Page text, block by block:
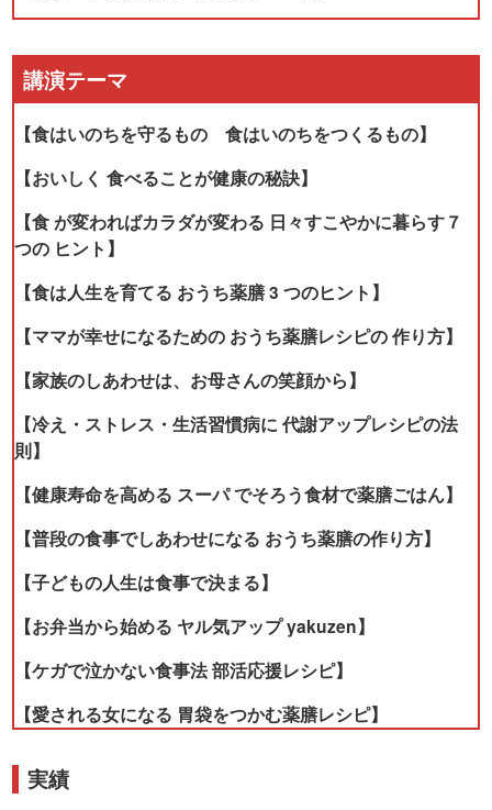
講演テーマ
【食はいのちを守るもの 食はいのちをつくるもの】
【おいしく 食べることが健康の秘訣】
【食 が変わればカラダが変わる 日々すこやかに暮らす７
つの ヒント】
【食は人生を育てる おうち薬膳 3 つのヒント】
【ママが幸せになるための おうち薬膳レシピの 作り方】
【家族のしあわせは、お母さんの笑顔から】
【冷え・ストレス・生活習慣病に 代謝アップレシピの法
則】
【健康寿命を高める スーパ でそろう食材で薬膳ごはん】
【普段の食事でしあわせになる おうち薬膳の作り方】
【子どもの人生は食事で決まる】
【お弁当から始める ヤル気アップ yakuzen】
【ケガで泣かない食事法 部活応援レシピ】
【愛される女になる 胃袋をつかむ薬膳レシピ】
実績